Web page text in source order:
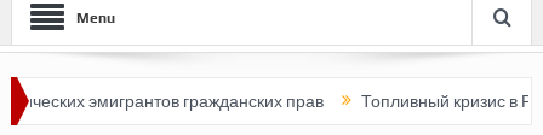
Menu
эмигрантов гражданских прав Топливный кризис в России